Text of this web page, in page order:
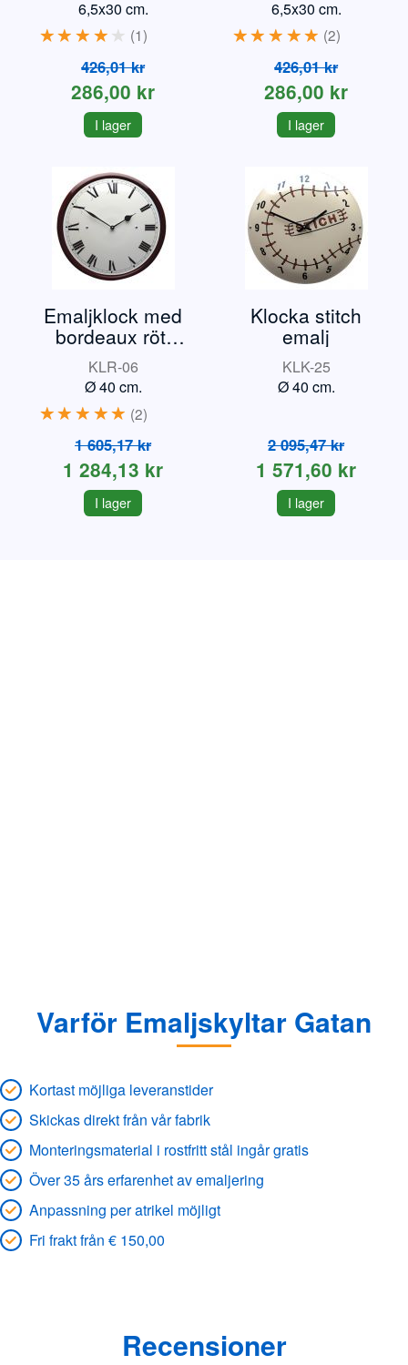
6,5x30 cm.
1
426,01 kr
286,00 kr
I lager
6,5x30 cm.
2
426,01 kr
286,00 kr
I lager
Emaljklock med
bordeaux rött
kant
KLR-06
Ø 40 cm.
2
1 605,17 kr
1 284,13 kr
I lager
Klocka stitch
emalj
KLK-25
Ø 40 cm.
2 095,47 kr
1 571,60 kr
I lager
Varför Emaljskyltar Gatan
Kortast möjliga leveranstider
Skickas direkt från vår fabrik
Monteringsmaterial i rostfritt stål ingår gratis
Över 35 års erfarenhet av emaljering
Anpassning per atrikel möjligt
Fri frakt från € 150,00
Recensioner